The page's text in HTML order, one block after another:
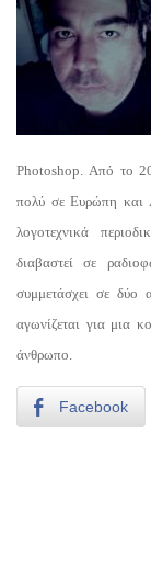
Photoshop. Από το
πολύ σε Ευρώπη και
λογοτεχνικά
διαβαστεί σε
συμμετάσχει σε δύο
αγωνίζεται για μια
άνθρωπο.
Facebook